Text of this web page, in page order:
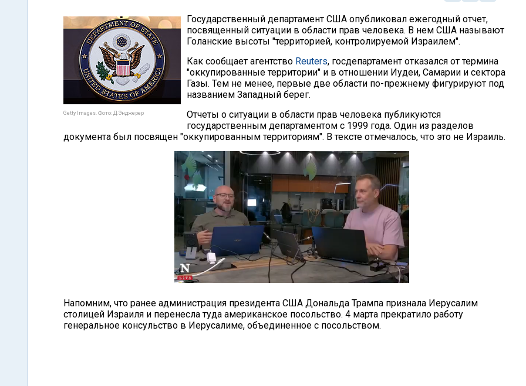
Getty Images. Фото: Д.Энджерер
Государственный департамент США опубликовал ежегодный отчет,
посвященный ситуации в области прав человека. В нем США называют
Голанские высоты "территорией, контролируемой Израилем".
Как сообщает агентство Reuters, госдепартамент отказался от термина
"оккупированные территории" и в отношении Иудеи, Самарии и сектора
Газы. Тем не менее, первые две области по-прежнему фигурируют под
названием Западный берег.
Отчеты о ситуации в области прав человека публикуются
государственным департаментом с 1999 года. Один из разделов
документа был посвящен "оккупированным территориям". В тексте отмечалось, что это не Израиль.
Напомним, что ранее администрация президента США Дональда Трампа признала Иерусалим
столицей Израиля и перенесла туда американское посольство. 4 марта прекратило работу
генеральное консульство в Иерусалиме, объединенное с посольством.